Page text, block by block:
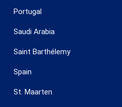
Portugal
Saudi Arabia
Saint Barthélemy
Spain
St. Maarten